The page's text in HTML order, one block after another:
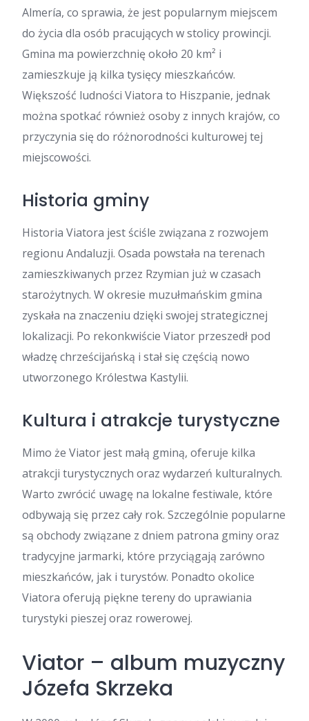
Almería, co sprawia, że jest popularnym miejscem
do życia dla osób pracujących w stolicy prowincji.
Gmina ma powierzchnię około 20 km² i
zamieszkuje ją kilka tysięcy mieszkańców.
Większość ludności Viatora to Hiszpanie, jednak
można spotkać również osoby z innych krajów, co
przyczynia się do różnorodności kulturowej tej
miejscowości.
Historia gminy
Historia Viatora jest ściśle związana z rozwojem
regionu Andaluzji. Osada powstała na terenach
zamieszkiwanych przez Rzymian już w czasach
starożytnych. W okresie muzułmańskim gmina
zyskała na znaczeniu dzięki swojej strategicznej
lokalizacji. Po rekonkwiście Viator przeszedł pod
władzę chrześcijańską i stał się częścią nowo
utworzonego Królestwa Kastylii.
Kultura i atrakcje turystyczne
Mimo że Viator jest małą gminą, oferuje kilka
atrakcji turystycznych oraz wydarzeń kulturalnych.
Warto zwrócić uwagę na lokalne festiwale, które
odbywają się przez cały rok. Szczególnie popularne
są obchody związane z dniem patrona gminy oraz
tradycyjne jarmarki, które przyciągają zarówno
mieszkańców, jak i turystów. Ponadto okolice
Viatora oferują piękne tereny do uprawiania
turystyki pieszej oraz rowerowej.
Viator – album muzyczny
Józefa Skrzeka